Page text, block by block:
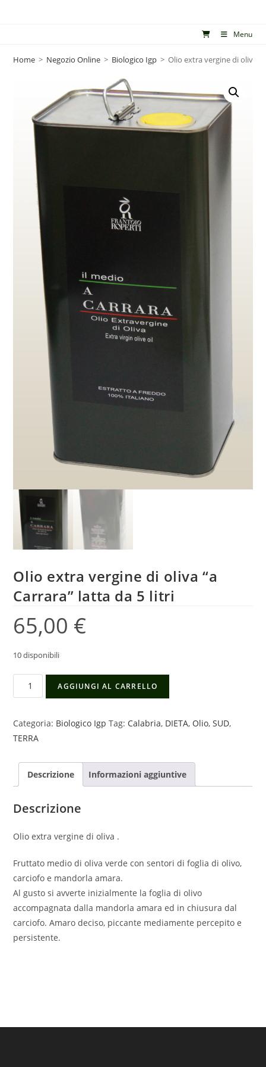
Menu
Home > Negozio Online > Biologico Igp > Olio extra vergine di oliva
Olio extra vergine di oliva “a
Carrara” latta da 5 litri
65,00 €
10 disponibili
extra
di
oliva
Carrara"
latta
5
AGGIUNGI AL CARRELLO
Categoria: Biologico Igp Tag: Calabria, DIETA, Olio,SUD,
TERRA
Descrizione Informazioni aggiuntive
Descrizione
Olio extra vergine di oliva .
Fruttato medio di oliva verde con sentori di foglia di olivo,
carciofo e mandorla amara.
Al gusto si avverte inizialmente la foglia di olivo
accompagnata dalla mandorla amara ed in chiusura dal
carciofo. Amaro deciso, piccante mediamente percepito e
persistente.